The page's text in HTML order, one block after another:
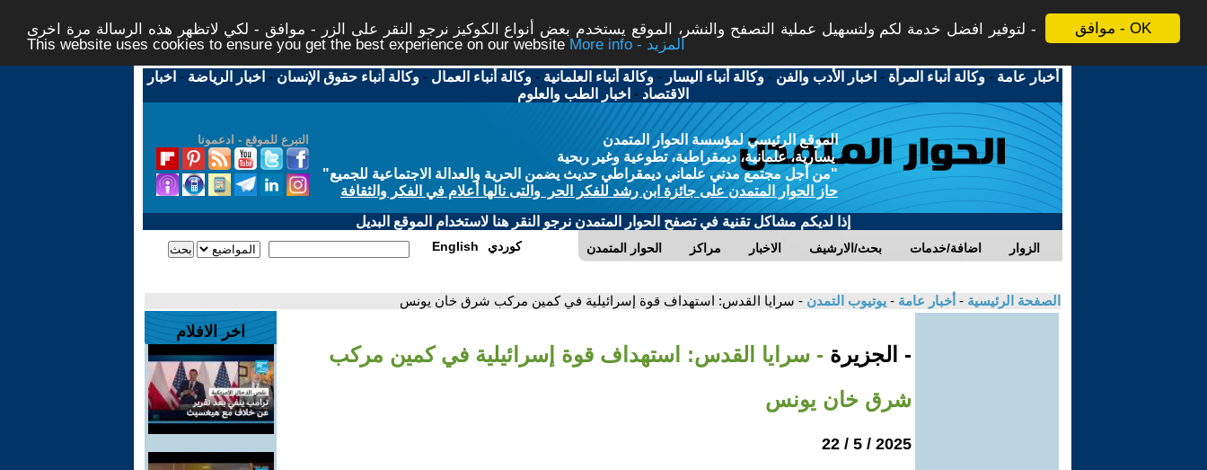
موافق - OK
لتوفير افضل خدمة لكم ولتسهيل عملية التصفح والنشر، الموقع يستخدم بعض أنواع الكوكيز نرجو النقر على الزر - موافق - لكي لاتظهر هذه الرسالة مرة اخرى -
This website uses cookies to ensure you get the best experience on our website
More info - المزيد
أخبار عامة -وكالة أنباء المرأة - اخبار الأدب والفن -وكالة أنباء اليسار -وكالة أنباء العلمانية -وكالة أنباء العمال -وكالة أنباء حقوق الإنسان - اخبار الرياضة - اخبار
الاقتصاد - اخبار الطب والعلوم
التبرع للموقع - ادعمونا
الموقع الرئيسي لمؤسسة الحوار المتمدن
يسارية، علمانية، ديمقراطية، تطوعية وغير ربحية
"من أجل مجتمع مدني علماني ديمقراطي حديث يضمن الحرية والعدالة الاجتماعية للجميع"
حاز الحوار المتمدن على جائزة ابن رشد للفكر الحر والتى نالها أعلام في الفكر والثقافة
إذا لديكم مشاكل تقنية في تصفح الحوار المتمدن نرجو النقر هنا لاستخدام الموقع البديل
الحوار المتمدن مراكز الاخبار بحث/الارشيف اضافة/خدمات الزوار English كوردي
الصفحة الرئيسية - أخبار عامة - يوتيوب التمدن - سرايا القدس: استهداف قوة إسرائيلية في كمين مركب شرق خان يونس
- الجزيرة - سرايا القدس: استهداف قوة إسرائيلية في كمين مركب
شرق خان يونس
2025 / 5 / 22
اخر الافلام